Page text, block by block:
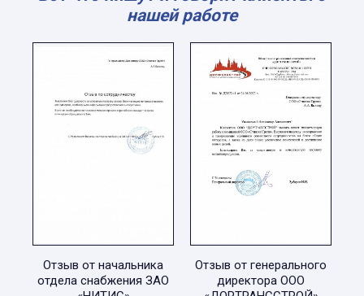
нашей работе
Отзыв от начальника
отдела снабжения ЗАО
Отзыв от генерального
директора ООО